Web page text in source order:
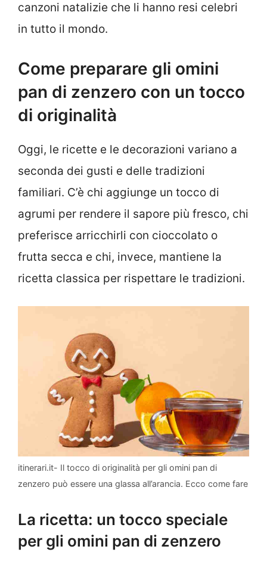
canzoni natalizie che li hanno resi celebri
in tutto il mondo.
Come preparare gli omini
pan di zenzero con un tocco
di originalità
Oggi, le ricette e le decorazioni variano a
seconda dei gusti e delle tradizioni
familiari. C’è chi aggiunge un tocco di
agrumi per rendere il sapore più fresco, chi
preferisce arricchirli con cioccolato o
frutta secca e chi, invece, mantiene la
ricetta classica per rispettare le tradizioni.
itinerari.it- Il tocco di originalità per gli omini pan di
zenzero può essere una glassa all’arancia. Ecco come fare
La ricetta: un tocco speciale
per gli omini pan di zenzero